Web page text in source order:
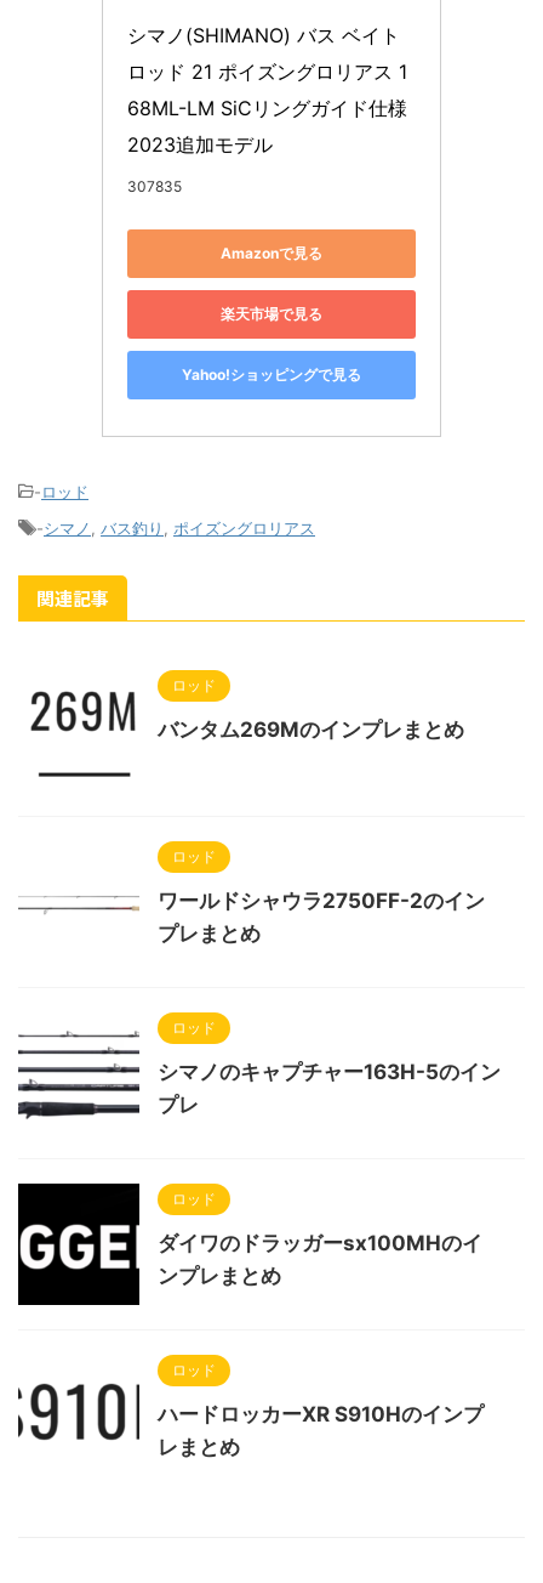
シマノ(SHIMANO) バス ベイト
ロッド 21 ポイズングロリアス 1
68ML-LM SiCリングガイド仕様
2023追加モデル
307835
Amazonで見る
楽天市場で見る
Yahoo!ショッピングで見る
-ロッド
-シマノ バス釣り ポイズングロリアス
関連記事
ロッド
バンタム269Mのインプレまとめ
ロッド
ワールドシャウラ2750FF-2のイン
プレまとめ
ロッド
シマノのキャプチャー163H-5のイン
プレ
ロッド
ダイワのドラッガーsx100MHのイ
ンプレまとめ
ロッド
ハードロッカーXR S910Hのインプ
レまとめ